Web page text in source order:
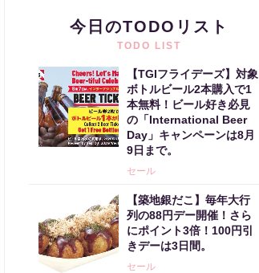
今日のTODOリスト
TODO LIST
【TGIフライデーズ】対象
ボトルビール2本購入で1
本無料！ビール好き必見
の「International Beer
Day」キャンペーンは8月
9日まで。
セール
【築地銀だこ】毎年大行
列の88円デー開催！さら
にポイント3倍！100円引
きデーは3日間。
セール